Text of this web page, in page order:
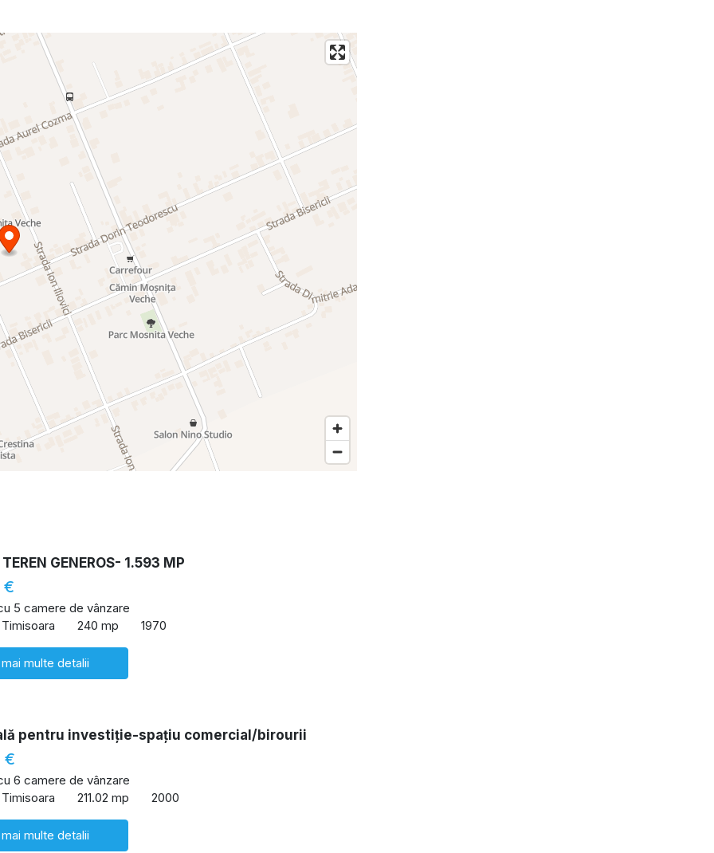
GENEROS- 1.593 MP
€
5 camere de vânzare
240 mp 1970
multe detalii
pentru investiție-spațiu comercial/birourii
€
6 camere de vânzare
211.02 mp 2000
multe detalii